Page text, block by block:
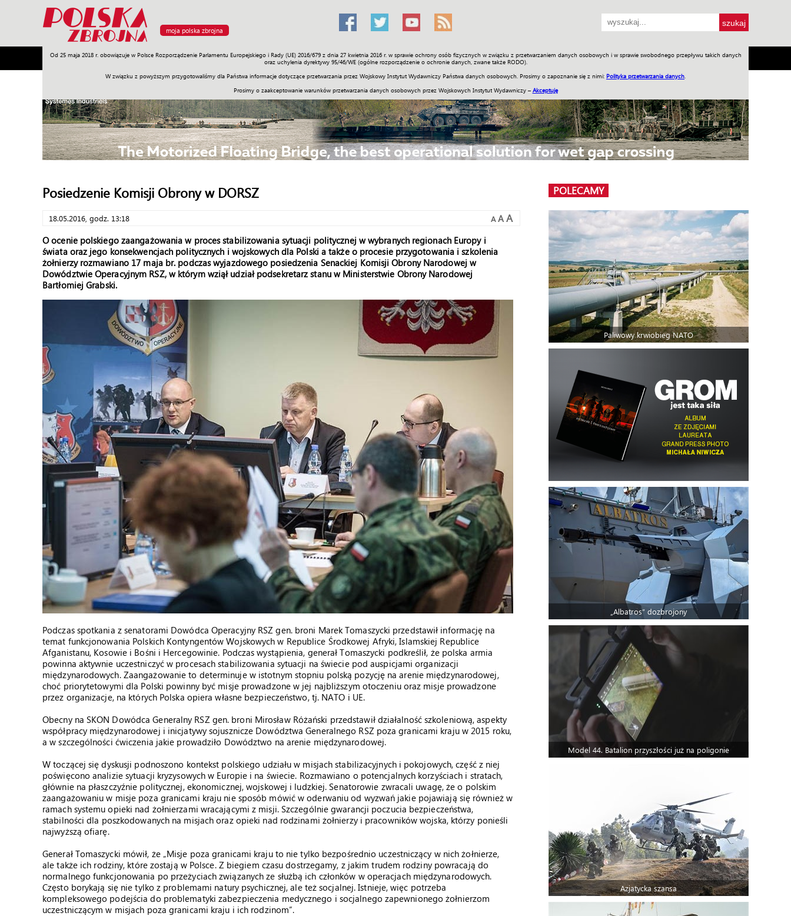
moja polska zbrojna
Od 25 maja 2018 r. obowiązuje w Polsce Rozporządzenie Parlamentu Europejskiego i Rady (UE) 2016/679 z dnia 27 kwietnia 2016 r. w sprawie ochrony osób fizycznych w związku z przetwarzaniem danych osobowych i w sprawie swobodnego przepływu takich danych
oraz uchylenia dyrektywy 95/46/WE (ogólne rozporządzenie o ochronie danych, zwane także RODO).
W związku z powyższym przygotowaliśmy dla Państwa informacje dotyczące przetwarzania przez Wojskowy Instytut Wydawniczy Państwa danych osobowych. Prosimy o zapoznanie się z nimi: Polityka przetwarzania danych
Prosimy o zaakceptowanie warunków przetwarzania danych osobowych przez Wojskowych Instytut Wydawniczy – Akceptuję
Armia Poligon Sprzęt Misje Polityka Prawo Świat Społeczność Sport Historia Galerie Wideo ENGLISH SKLEP Jednodniówki Praca w WIW
Posiedzenie Komisji Obrony w DORSZ
18.05.2016, godz. 13:18 A A A
O ocenie polskiego zaangażowania w proces stabilizowania sytuacji politycznej w wybranych regionach Europy i
świata oraz jego konsekwencjach politycznych i wojskowych dla Polski a także o procesie przygotowania i szkolenia
żołnierzy rozmawiano 17 maja br. podczas wyjazdowego posiedzenia Senackiej Komisji Obrony Narodowej w
Dowództwie Operacyjnym RSZ, w którym wziął udział podsekretarz stanu w Ministerstwie Obrony Narodowej
Bartłomiej Grabski.
Podczas spotkania z senatorami Dowódca Operacyjny RSZ gen. broni Marek Tomaszycki przedstawił informację na
temat funkcjonowania Polskich Kontyngentów Wojskowych w Republice Środkowej Afryki, Islamskiej Republice
Afganistanu, Kosowie i Bośni i Hercegowinie. Podczas wystąpienia, generał Tomaszycki podkreślił, że polska armia
powinna aktywnie uczestniczyć w procesach stabilizowania sytuacji na świecie pod auspicjami organizacji
międzynarodowych. Zaangażowanie to determinuje w istotnym stopniu polską pozycję na arenie międzynarodowej,
choć priorytetowymi dla Polski powinny być misje prowadzone w jej najbliższym otoczeniu oraz misje prowadzone
przez organizacje, na których Polska opiera własne bezpieczeństwo, tj. NATO i UE.
Obecny na SKON Dowódca Generalny RSZ gen. broni Mirosław Różański przedstawił działalność szkoleniową, aspekty
współpracy międzynarodowej i inicjatywy sojusznicze Dowództwa Generalnego RSZ poza granicami kraju w 2015 roku,
a w szczególności ćwiczenia jakie prowadziło Dowództwo na arenie międzynarodowej.
W toczącej się dyskusji podnoszono kontekst polskiego udziału w misjach stabilizacyjnych i pokojowych, część z niej
poświęcono analizie sytuacji kryzysowych w Europie i na świecie. Rozmawiano o potencjalnych korzyściach i stratach,
głównie na płaszczyźnie politycznej, ekonomicznej, wojskowej i ludzkiej. Senatorowie zwracali uwagę, że o polskim
zaangażowaniu w misje poza granicami kraju nie sposób mówić w oderwaniu od wyzwań jakie pojawiają się również w
ramach systemu opieki nad żołnierzami wracającymi z misji. Szczególnie gwarancji poczucia bezpieczeństwa,
stabilności dla poszkodowanych na misjach oraz opieki nad rodzinami żołnierzy i pracowników wojska, którzy ponieśli
najwyższą ofiarę.
Generał Tomaszycki mówił, że „Misje poza granicami kraju to nie tylko bezpośrednio uczestniczący w nich żołnierze,
ale także ich rodziny, które zostają w Polsce. Z biegiem czasu dostrzegamy, z jakim trudem rodziny powracają do
normalnego funkcjonowania po przeżyciach związanych ze służbą ich członków w operacjach międzynarodowych.
Często borykają się nie tylko z problemami natury psychicznej, ale też socjalnej. Istnieje, więc potrzeba
kompleksowego podejścia do problematyki zabezpieczenia medycznego i socjalnego zapewnionego żołnierzom
uczestniczącym w misjach poza granicami kraju i ich rodzinom”.
POLECAMY
Paliwowy krwiobieg NATO
„Albatros” dozbrojony
Model 44. Batalion przyszłości już na poligonie
Azjatycka szansa